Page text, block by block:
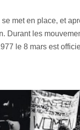
met en place, et
Durant les
le 8 mars est